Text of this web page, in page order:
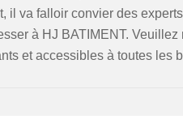
il va falloir convier des
à HJ BATIMENT. Veuillez
et accessibles à toutes les